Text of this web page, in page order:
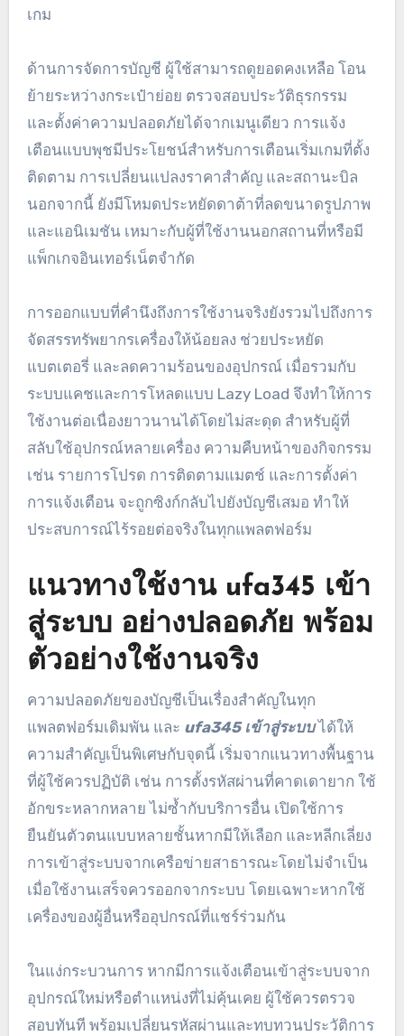
เกม
ด้านการจัดการบัญชี ผู้ใช้สามารถดูยอดคงเหลือ โอน
ย้ายระหว่างกระเป๋าย่อย ตรวจสอบประวัติธุรกรรม
และตั้งค่าความปลอดภัยได้จากเมนูเดียว การแจ้ง
เตือนแบบพุชมีประโยชน์สำหรับการเตือนเริ่มเกมที่ตั้ง
ติดตาม การเปลี่ยนแปลงราคาสำคัญ และสถานะบิล
นอกจากนี้ ยังมีโหมดประหยัดดาต้าที่ลดขนาดรูปภาพ
และแอนิเมชัน เหมาะกับผู้ที่ใช้งานนอกสถานที่หรือมี
แพ็กเกจอินเทอร์เน็ตจำกัด
การออกแบบที่คำนึงถึงการใช้งานจริงยังรวมไปถึงการ
จัดสรรทรัพยากรเครื่องให้น้อยลง ช่วยประหยัด
แบตเตอรี่ และลดความร้อนของอุปกรณ์ เมื่อรวมกับ
ระบบแคชและการโหลดแบบ Lazy Load จึงทำให้การ
ใช้งานต่อเนื่องยาวนานได้โดยไม่สะดุด สำหรับผู้ที่
สลับใช้อุปกรณ์หลายเครื่อง ความคืบหน้าของกิจกรรม
เช่น รายการโปรด การติดตามแมตช์ และการตั้งค่า
การแจ้งเตือน จะถูกซิงก์กลับไปยังบัญชีเสมอ ทำให้
ประสบการณ์ไร้รอยต่อจริงในทุกแพลตฟอร์ม
แนวทางใช้งาน ufa345 เข้า
สู่ระบบ อย่างปลอดภัย พร้อม
ตัวอย่างใช้งานจริง
ความปลอดภัยของบัญชีเป็นเรื่องสำคัญในทุก
แพลตฟอร์มเดิมพัน และ ufa345 เข้าสู่ระบบได้ให้
ความสำคัญเป็นพิเศษกับจุดนี้ เริ่มจากแนวทางพื้นฐาน
ที่ผู้ใช้ควรปฏิบัติ เช่น การตั้งรหัสผ่านที่คาดเดายาก ใช้
อักขระหลากหลาย ไม่ซ้ำกับบริการอื่น เปิดใช้การ
ยืนยันตัวตนแบบหลายชั้นหากมีให้เลือก และหลีกเลี่ยง
การเข้าสู่ระบบจากเครือข่ายสาธารณะโดยไม่จำเป็น
เมื่อใช้งานเสร็จควรออกจากระบบ โดยเฉพาะหากใช้
เครื่องของผู้อื่นหรืออุปกรณ์ที่แชร์ร่วมกัน
ในแง่กระบวนการ หากมีการแจ้งเตือนเข้าสู่ระบบจาก
อุปกรณ์ใหม่หรือตำแหน่งที่ไม่คุ้นเคย ผู้ใช้ควรตรวจ
สอบทันที พร้อมเปลี่ยนรหัสผ่านและทบทวนประวัติการ